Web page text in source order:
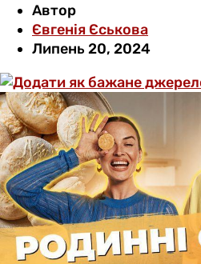
Автор
Євгенія Єськова
Липень 20, 2024